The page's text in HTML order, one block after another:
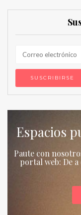
Espacios
Paute con
portal web: De